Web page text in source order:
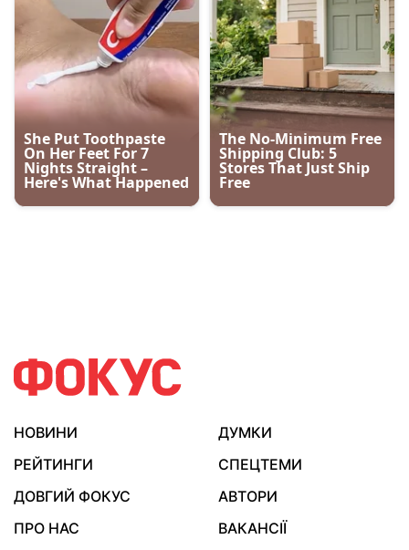
НОВИНИ
ДУМКИ
РЕЙТИНГИ
СПЕЦТЕМИ
ДОВГИЙ ФОКУС
АВТОРИ
ПРО НАС
ВАКАНСІЇ